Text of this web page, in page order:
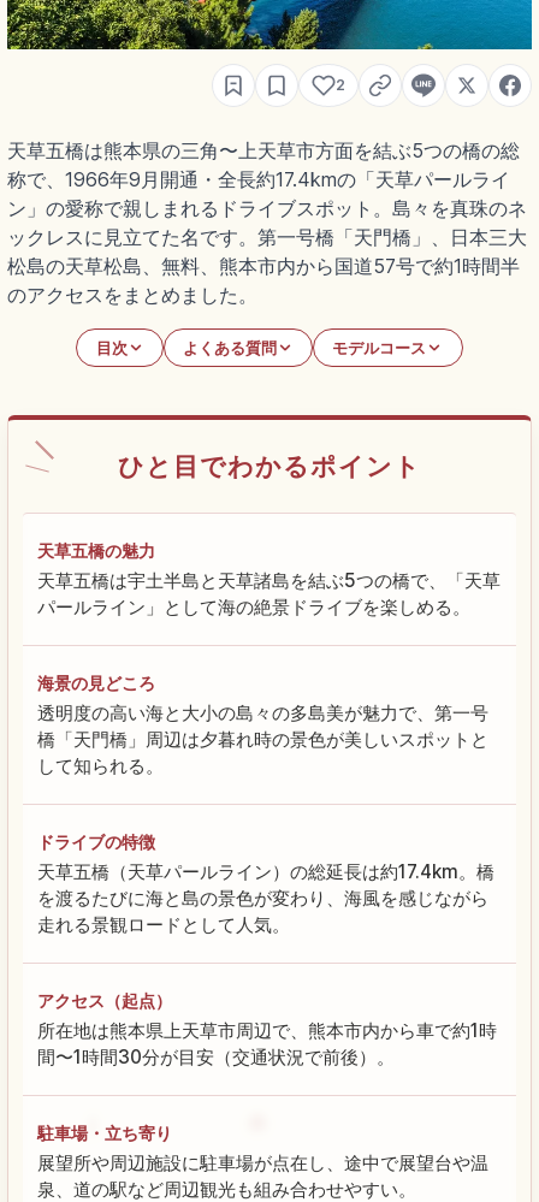
2
天草五橋は熊本県の三角〜上天草市方面を結ぶ5つの橋の総
称で、1966年9月開通・全長約17.4kmの「天草パールライ
ン」の愛称で親しまれるドライブスポット。島々を真珠のネ
ックレスに見立てた名です。第一号橋「天門橋」、日本三大
松島の天草松島、無料、熊本市内から国道57号で約1時間半
のアクセスをまとめました。
目次 よくある質問 モデルコース
ひと目でわかるポイント
天草五橋の魅力
天草五橋は宇土半島と天草諸島を結ぶ5つの橋で、「天草
パールライン」として海の絶景ドライブを楽しめる。
海景の見どころ
透明度の高い海と大小の島々の多島美が魅力で、第一号
橋「天門橋」周辺は夕暮れ時の景色が美しいスポットと
して知られる。
ドライブの特徴
天草五橋（天草パールライン）の総延長は約17.4km。橋
を渡るたびに海と島の景色が変わり、海風を感じながら
走れる景観ロードとして人気。
アクセス（起点）
所在地は熊本県上天草市周辺で、熊本市内から車で約1時
間〜1時間30分が目安（交通状況で前後）。
駐車場・立ち寄り
展望所や周辺施設に駐車場が点在し、途中で展望台や温
泉、道の駅など周辺観光も組み合わせやすい。